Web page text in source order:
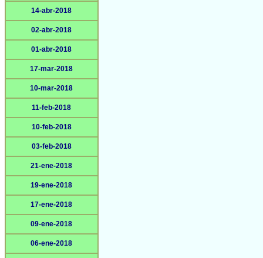
14-abr-2018
02-abr-2018
01-abr-2018
17-mar-2018
10-mar-2018
11-feb-2018
10-feb-2018
03-feb-2018
21-ene-2018
19-ene-2018
17-ene-2018
09-ene-2018
06-ene-2018